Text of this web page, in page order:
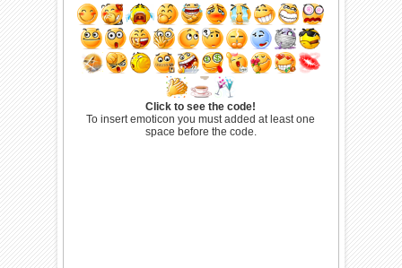
Click to see the code!
To insert emoticon you must added at least one
space before the code.